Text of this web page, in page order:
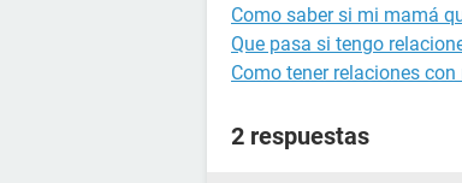
Como saber si mi mamá
Que pasa si tengo
Como tener relaciones
2 respuestas